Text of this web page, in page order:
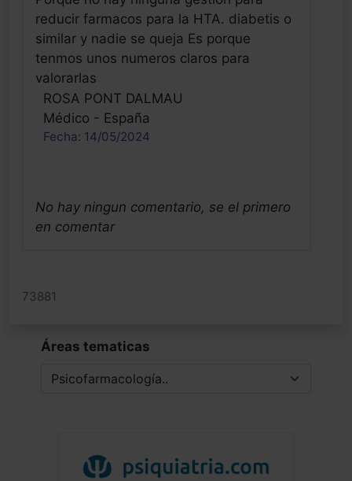
reducir farmacos para la HTA. diabetis o
similar y nadie se queja Es porque
tenmos unos numeros claros para
valorarlas
ROSA PONT DALMAU
Médico - España
Fecha: 14/05/2024
No hay ningun comentario, se el primero
en comentar
73881
Áreas tematicas